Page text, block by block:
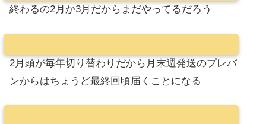
終わるの2月か3月だからまだやってるだろう
2月頭が毎年切り替わりだから月末週発送のプレバ
ンからはちょうど最終回頃届くことになる